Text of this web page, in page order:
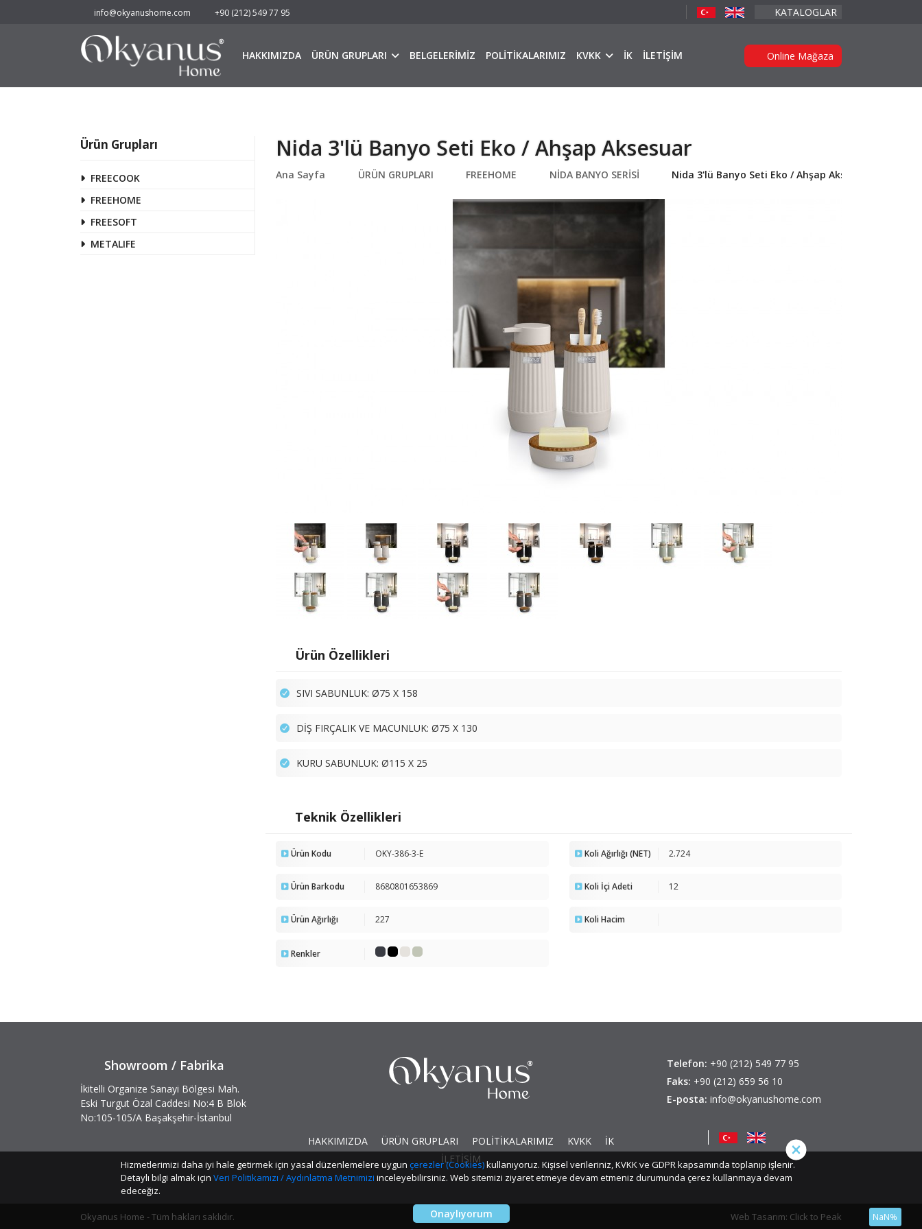
info@okyanushome.com +90 (212) 549 77 95 KATALOGLAR
HAKKIMIZDA ÜRÜN GRUPLARI BELGELERİMİZ POLİTİKALARIMIZ KVKK İK İLETİŞİM Online Mağaza
Ürün Grupları
FREECOOK
FREEHOME
FREESOFT
METALIFE
Nida 3'lü Banyo Seti Eko / Ahşap Aksesuar
Ana Sayfa ÜRÜN GRUPLARI FREEHOME NİDA BANYO SERİSİ Nida 3'lü Banyo Seti Eko / Ahşap Aksesuar
Ürün Özellikleri
SIVI SABUNLUK: Ø75 X 158
DİŞ FIRÇALIK VE MACUNLUK: Ø75 X 130
KURU SABUNLUK: Ø115 X 25
Teknik Özellikleri
Ürün Kodu OKY-386-3-E Koli Ağırlığı (NET) 2.724
Ürün Barkodu 8680801653869 Koli İçi Adeti 12
Ürün Ağırlığı 227 Koli Hacim
Renkler
Showroom / Fabrika
İkitelli Organize Sanayi Bölgesi Mah.
Eski Turgut Özal Caddesi No:4 B Blok
No:105-105/A Başakşehir-İstanbul
HAKKIMIZDA
ÜRÜN GRUPLARI POLİTİKALARIMIZ KVKK
İK
İLETİŞİM
Telefon: +90 (212) 549 77 95
Faks: +90 (212) 659 56 10
E-posta: info@okyanushome.com
Okyanus Home - Tüm hakları saklıdır. Web Tasarım: Click to Peak NaN%
Hizmetlerimizi daha iyi hale getirmek için yasal düzenlemelere uygun çerezler (Cookies)kullanıyoruz. Kişisel verileriniz, KVKK ve GDPR kapsamında toplanıp işlenir.
Detaylı bilgi almak için Veri Politikamızı / Aydınlatma Metnimizi inceleyebilirsiniz. Web sitemizi ziyaret etmeye devam etmeniz durumunda çerez kullanmaya devam
edeceğiz.
Onaylıyorum